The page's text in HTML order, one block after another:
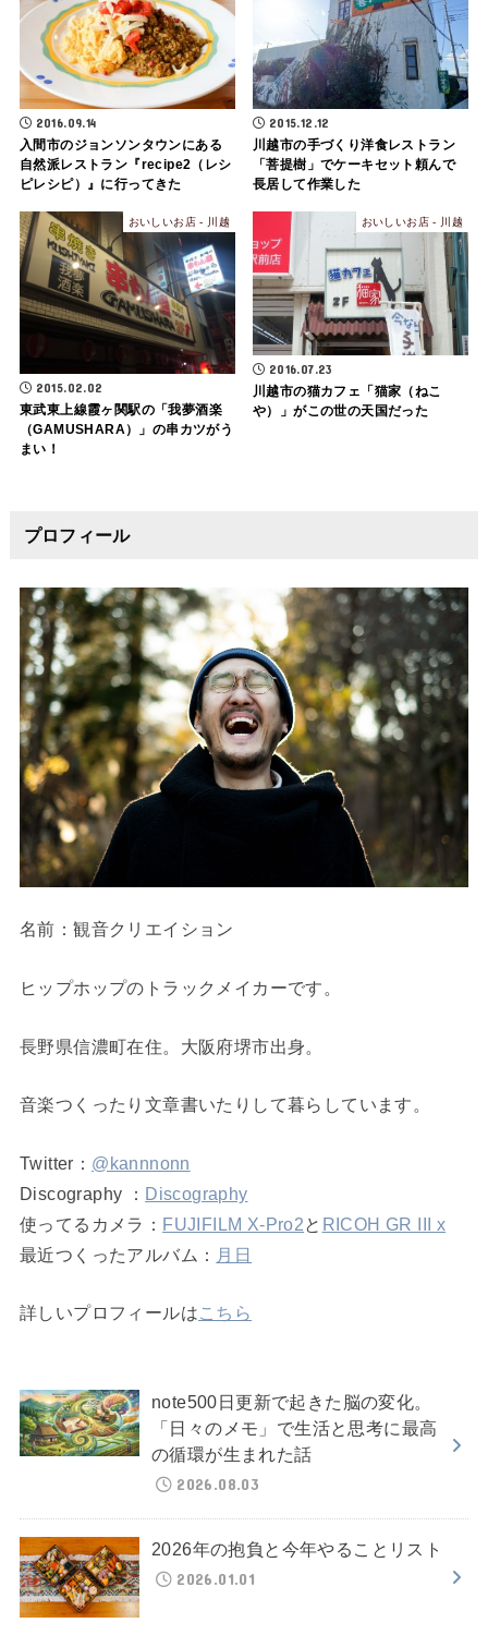
2016.09.14
入間市のジョンソンタウンにある
自然派レストラン『recipe2（レシ
ピレシピ）』に行ってきた
2015.12.12
川越市の手づくり洋食レストラン
「菩提樹」でケーキセット頼んで
長居して作業した
おいしいお店 - 川越
2015.02.02
東武東上線霞ヶ関駅の「我夢酒楽
（GAMUSHARA）」の串カツがう
まい！
おいしいお店 - 川越
2016.07.23
川越市の猫カフェ「猫家（ねこ
や）」がこの世の天国だった
プロフィール
名前：観音クリエイション
ヒップホップのトラックメイカーです。
長野県信濃町在住。大阪府堺市出身。
音楽つくったり文章書いたりして暮らしています。
Twitter： @kannnonn
Discography ： Discography
使ってるカメラ： FUJIFILM X-Pro2と RICOH GR III x
最近つくったアルバム： 月日
詳しいプロフィールはこちら
note500日更新で起きた脳の変化。
「日々のメモ」で生活と思考に最高
の循環が生まれた話
2026.08.03
2026年の抱負と今年やることリスト
2026.01.01